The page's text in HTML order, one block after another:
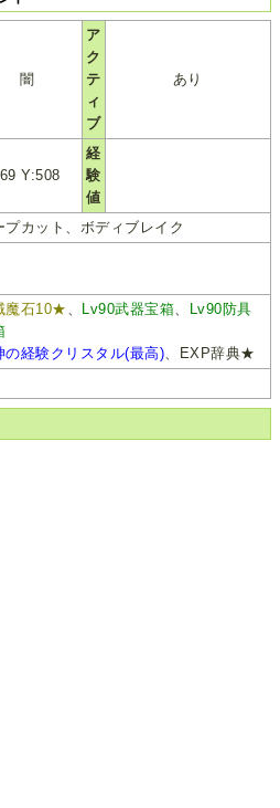
闇
ア
ク
テ
ィ
ブ
あり
Y:508
経
験
値
プカット、ボディブレイク
魔石10★ Lv90武器宝箱
Lv90防具
の経験クリスタル(最高) 、EXP辞典★